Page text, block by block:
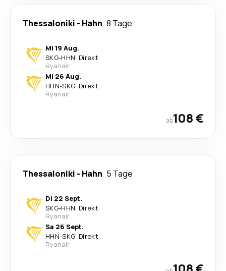
Thessaloniki - Hahn 8 Tage
Mi 19 Aug.
SKG-HHN· Direkt
Ryanair
Mi 26 Aug.
HHN-SKG· Direkt
Ryanair
ab108 €
Thessaloniki - Hahn 5 Tage
Di 22 Sept.
SKG-HHN· Direkt
Ryanair
Sa 26 Sept.
HHN-SKG· Direkt
Ryanair